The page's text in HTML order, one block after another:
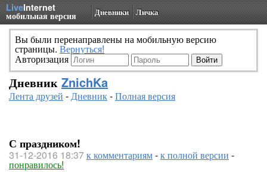
LiveInternet
мобильная версия Дневники Личка
Вы были перенаправлены на мобильную версию
страницы. Вернуться!
Авторизация
Дневник ZnichKa
Лента друзей -Дневник-Полная версия
С праздником!
31-12-2016 18:37к комментариям-к полной версии -
понравилось!